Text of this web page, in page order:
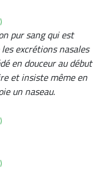
pur sang qui est
excrétions nasales
en douceur au début
et insiste même en
un naseau.